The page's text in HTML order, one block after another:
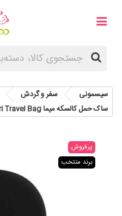
سیسمونی سفر و گردش
ساک حمل کالسکه میما Mima Xari Travel Bag
پرفروش
برند منتخب